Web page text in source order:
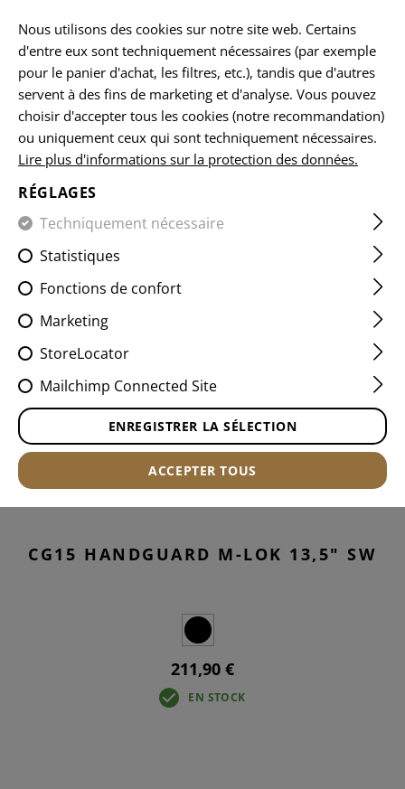
PROTÈGE-MAINS
ACCUEIL ARMES À FEU ACCESSOIRES PROTÈGE-MAINS
CG15 HANDGUARD M-LOK 13,5" SW
211,90 €
EN STOCK
Nous utilisons des cookies sur notre site web. Certains
d'entre eux sont techniquement nécessaires (par exemple
pour le panier d'achat, les filtres, etc.), tandis que d'autres
servent à des fins de marketing et d'analyse. Vous pouvez
choisir d'accepter tous les cookies (notre recommandation)
ou uniquement ceux qui sont techniquement nécessaires.
Lire plus d'informations sur la protection des données.
RÉGLAGES
Techniquement nécessaire
Statistiques
Fonctions de confort
Marketing
StoreLocator
Mailchimp Connected Site
ENREGISTRER LA SÉLECTION
ACCEPTER TOUS